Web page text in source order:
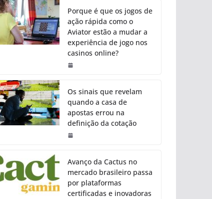
Porque é que os jogos de
ação rápida como o
Aviator estão a mudar a
experiência de jogo nos
casinos online?
Os sinais que revelam
quando a casa de
apostas errou na
definição da cotação
Avanço da Cactus no
mercado brasileiro passa
por plataformas
certificadas e inovadoras